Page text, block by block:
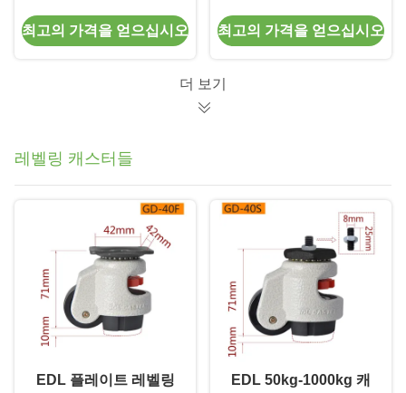
전 브레이크 유형
M412P-16 250kg 도로
최고의 가격을 얻으십시오
300Kg 도로 브레이크
와 함께 M4125S-86A
최고의 가격을 얻으십시오
더 보기
레벨링 캐스터들
EDL 플레이트 레벨링
EDL 50kg-1000kg 캐